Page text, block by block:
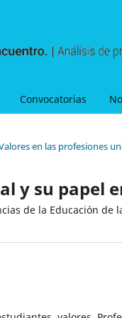
Convocatorias
en las profesiones
y su papel
de la Educación de